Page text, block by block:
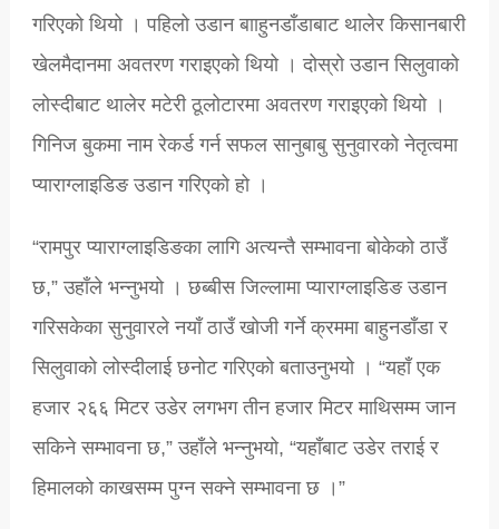
गरिएको थियो । पहिलो उडान बााहुनडाँडाबाट थालेर किसानबारी
खेलमैदानमा अवतरण गराइएको थियो । दोस्रो उडान सिलुवाको
लोस्दीबाट थालेर मटेरी ठूलोटारमा अवतरण गराइएको थियो ।
गिनिज बुकमा नाम रेकर्ड गर्न सफल सानुबाबु सुनुवारको नेतृत्वमा
प्याराग्लाइडिङ उडान गरिएको हो ।
“रामपुर प्याराग्लाइडिङका लागि अत्यन्तै सम्भावना बोकेको ठाउँ
छ,” उहाँले भन्नुभयो । छब्बीस जिल्लामा प्याराग्लाइडिङ उडान
गरिसकेका सुनुवारले नयाँ ठाउँ खोजी गर्ने क्रममा बाहुनडाँडा र
सिलुवाको लोस्दीलाई छनोट गरिएको बताउनुभयो । “यहाँ एक
हजार २६६ मिटर उडेर लगभग तीन हजार मिटर माथिसम्म जान
सकिने सम्भावना छ,” उहाँले भन्नुभयो, “यहाँबाट उडेर तराई र
हिमालको काखसम्म पुग्न सक्ने सम्भावना छ ।”